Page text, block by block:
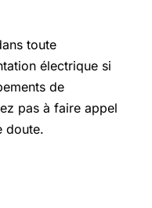
toute
électrique si
de
pas à faire appel
doute.